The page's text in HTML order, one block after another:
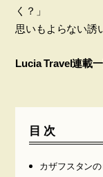
く？」
思いもよらない誘
Lucia Travel連載
目次
カザフスタン